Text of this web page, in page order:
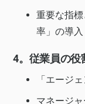
重要な指
率」の導入
4。従業員の役
「エージ
マネージ